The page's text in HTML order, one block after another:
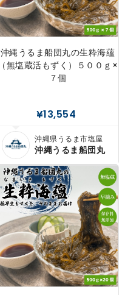
沖縄うるま船団丸の生粋海蘊
（無塩蔵活もずく）５００ｇ×
７個
¥13,554
沖縄県うるま市塩屋
沖縄うるま船団丸